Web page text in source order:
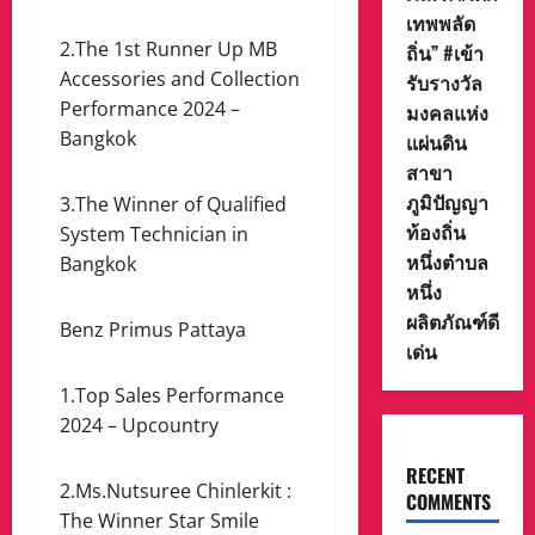
2.The 1st Runner Up MB
Accessories and Collection
Performance 2024 –
Bangkok
3.The Winner of Qualified
System Technician in
Bangkok
Benz Primus Pattaya
1.Top Sales Performance
2024 – Upcountry
2.Ms.Nutsuree Chinlerkit :
The Winner Star Smile
เทพพลัด
ถิ่น” #เข้า
รับรางวัล
มงคลแห่ง
แผ่นดิน
สาขา
ภูมิปัญญา
ท้องถิ่น
หนึ่งตำบล
หนึ่ง
ผลิตภัณฑ์ดี
เด่น
RECENT
COMMENTS